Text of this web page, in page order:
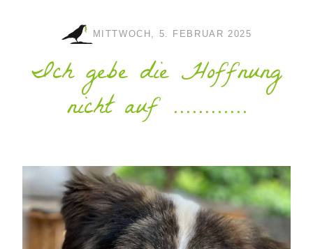
MITTWOCH, 5. FEBRUAR 2025
Ich gebe die Hoffnung
nicht auf ............